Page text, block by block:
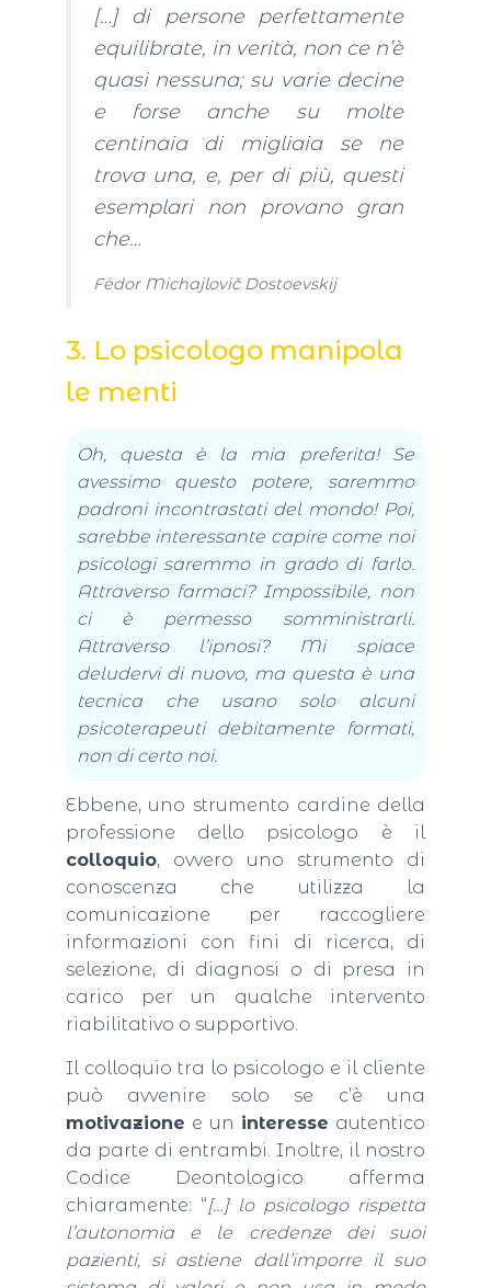
[…] di persone perfettamente
equilibrate, in verità, non ce n’è
quasi nessuna; su varie decine
e forse anche su molte
centinaia di migliaia se ne
trova una, e, per di più, questi
esemplari non provano gran
che…
Fëdor Michajlovič Dostoevskij
3. Lo psicologo manipola
le menti
Oh, questa è la mia preferita! Se
avessimo questo potere, saremmo
padroni incontrastati del mondo! Poi,
sarebbe interessante capire come noi
psicologi saremmo in grado di farlo.
Attraverso farmaci? Impossibile, non
ci è permesso somministrarli.
Attraverso l’ipnosi? Mi spiace
deludervi di nuovo, ma questa è una
tecnica che usano solo alcuni
psicoterapeuti debitamente formati,
non di certo noi.
Ebbene, uno strumento cardine della
professione dello psicologo è il
colloquio, ovvero uno strumento di
conoscenza che utilizza la
comunicazione per raccogliere
informazioni con fini di ricerca, di
selezione, di diagnosi o di presa in
carico per un qualche intervento
riabilitativo o supportivo.
Il colloquio tra lo psicologo e il cliente
può avvenire solo se c’è una
motivazione e un interesse autentico
da parte di entrambi. Inoltre, il nostro
Codice Deontologico afferma
chiaramente: “[…] lo psicologo rispetta
l’autonomia e le credenze dei suoi
pazienti, si astiene dall’imporre il suo